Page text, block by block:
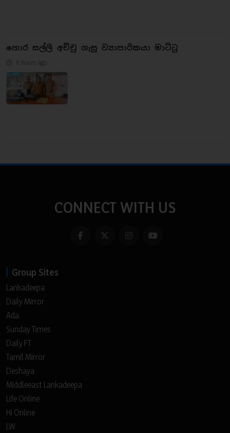
හොර සල්ලි අච්චු ගැසූ ව්‍යාපාරිකයා මාට්ටු
6 hours ago
CONNECT WITH US
Group Sites
Lankadeepa
Daily Mirror
Ada
Sunday Times
Daily FT
Tamil Mirror
Deshaya
Middleeast Lankadeepa
Life Online
Hi Online
LW